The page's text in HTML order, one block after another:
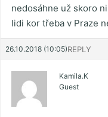
nedosáhne už skoro
lidi kor třeba v Praze
26.10.2018 (10:05)REPLY
Kamila.K
Guest